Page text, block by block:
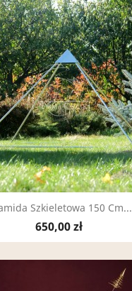
Szkieletowa 150 Cm...
650,00 zł
Szybki podgląd